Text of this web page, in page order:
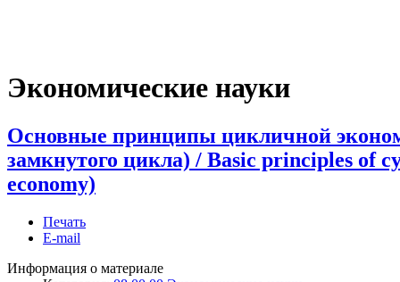
Экономические науки
Основные принципы цикличной
замкнутого цикла) / Basic principles of
economy)
Печать
E-mail
Информация о материале